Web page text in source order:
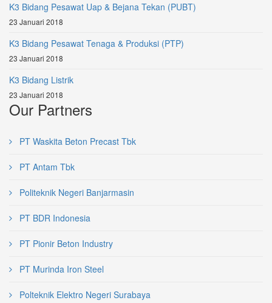
K3 Bidang Pesawat Uap & Bejana Tekan (PUBT)
23 Januari 2018
K3 Bidang Pesawat Tenaga & Produksi (PTP)
23 Januari 2018
K3 Bidang Listrik
23 Januari 2018
Our Partners
PT Waskita Beton Precast Tbk
PT Antam Tbk
Politeknik Negeri Banjarmasin
PT BDR Indonesia
PT Pionir Beton Industry
PT Murinda Iron Steel
Polteknik Elektro Negeri Surabaya